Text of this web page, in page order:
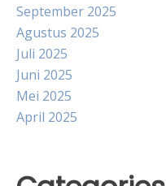
September 2025
Agustus 2025
Juli 2025
Juni 2025
Mei 2025
April 2025